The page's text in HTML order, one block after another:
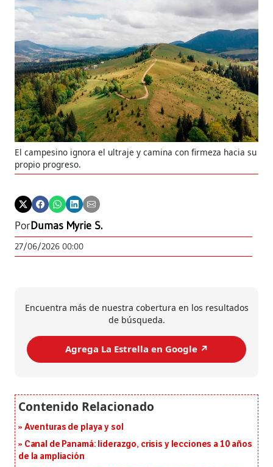
El campesino ignora el ultraje y camina con firmeza hacia su
propio progreso.
PorDumas Myrie S.
27/06/2026 00:00
Encuentra más de nuestra cobertura en los resultados
de búsqueda.
Agrega La Estrella en Google ↗️
Aventuras de playa y sol
Canal de Panamá: liderazgo, crisis y lecciones a 10 años
de la ampliación